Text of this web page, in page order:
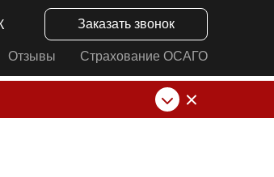
Заказать звонок
Отзывы Страхование ОСАГО